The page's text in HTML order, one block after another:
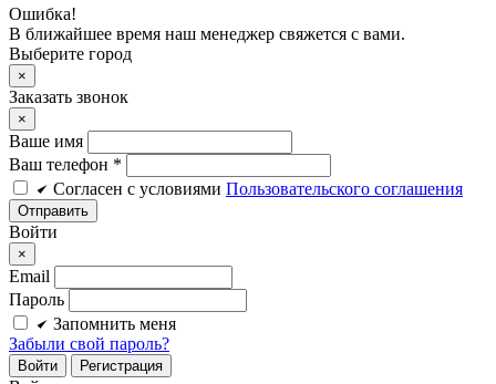
Ошибка!
В ближайшее время наш менеджер свяжется с вами.
Выберите город
×
Заказать звонок
×
Ваше имя
Ваш телефон *
Cогласен c условиями Пользовательского соглашения
Войти
×
Email
Пароль
Запомнить меня
Забыли свой пароль?
Войти Регистрация